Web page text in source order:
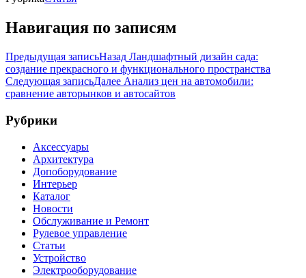
Навигация по записям
Предыдущая записьНазад Ландшафтный дизайн сада:
создание прекрасного и функционального пространства
Следующая записьДалее Анализ цен на автомобили:
сравнение авторынков и автосайтов
Рубрики
Аксессуары
Архитектура
Допоборудование
Интерьер
Каталог
Новости
Обслуживание и Ремонт
Рулевое управление
Статьи
Устройство
Электрооборудование